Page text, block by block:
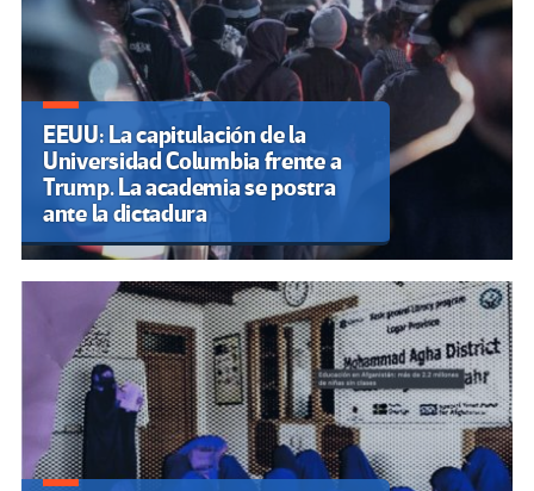
EEUU: La capitulación de la
Universidad Columbia frente a
Trump. La academia se postra
ante la dictadura